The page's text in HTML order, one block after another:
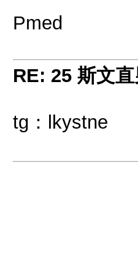
Pmed
RE: 25 斯文
tg：lkystne